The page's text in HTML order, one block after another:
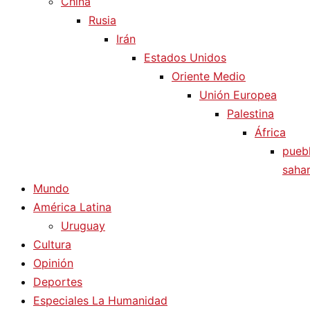
Rusia
Irán
Estados Unidos
Oriente Medio
Unión Europea
Palestina
África
Mundo
América Latina
Uruguay
Cultura
Opinión
Deportes
Especiales La Humanidad